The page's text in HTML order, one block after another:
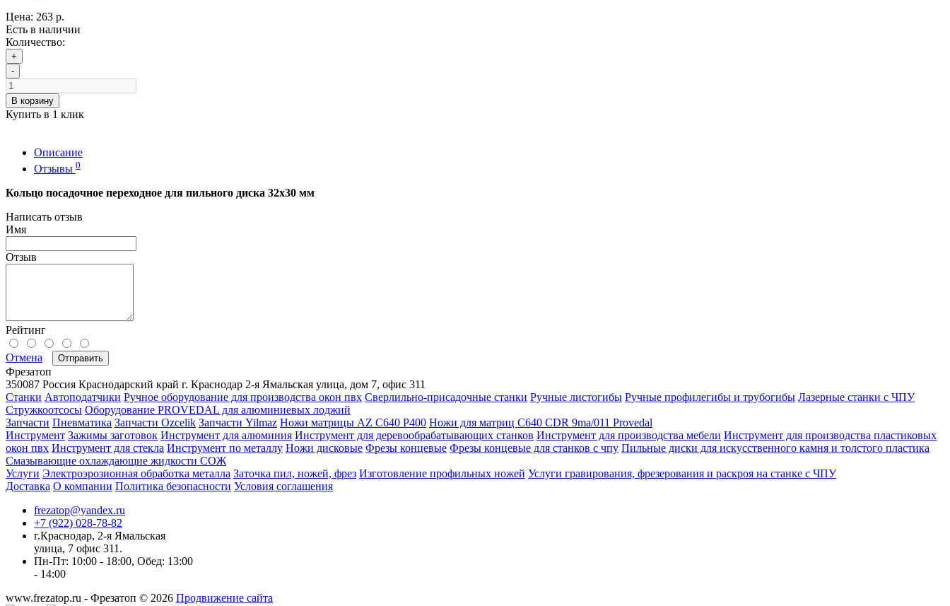
Цена: 263 р.
Есть в наличии
Количество:
+
-
В корзину
Купить в 1 клик
Описание
Отзывы 0
Кольцо посадочное переходное для пильного диска 32x30 мм
Написать отзыв
Имя
Отзыв
Рейтинг
Отмена Отправить
Фрезатоп
350087 Россия Краснодарский край г. Краснодар 2-я Ямальская улица, дом 7, офис 311
Станки Автоподатчики Ручное оборудование для производства окон пвх Сверлильно-присадочные станки Ручные листогибы Ручные профилегибы и трубогибы Лазерные станки с ЧПУ
Стружкоотсосы Оборудование PROVEDAL для алюминиевых лоджий
Запчасти Пневматика Запчасти Ozcelik Запчасти Yilmaz Ножи матрицы AZ C640 P400 Ножи для матриц C640 CDR 9ma/011 Provedal
Инструмент Зажимы заготовок Инструмент для алюминия Инструмент для деревообрабатывающих станков Инструмент для производства мебели Инструмент для производства пластиковых
окон пвх Инструмент для стекла Инструмент по металлу Ножи дисковые Фрезы концевые Фрезы концевые для станков с чпу Пильные диски для искусственного камня и толстого пластика
Смазывающие охлаждающие жидкости СОЖ
Услуги Электроэрозионная обработка металла Заточка пил, ножей, фрез Изготовление профильных ножей Услуги гравирования, фрезерования и раскроя на станке с ЧПУ
Доставка О компании Политика безопасности Условия соглашения
frezatop@yandex.ru
+7 (922) 028-78-82
г.Краснодар, 2-я Ямальская
улица, 7 офис 311.
Пн-Пт: 10:00 - 18:00, Обед: 13:00
- 14:00
www.frezatop.ru - Фрезатоп © 2026 Продвижение сайта